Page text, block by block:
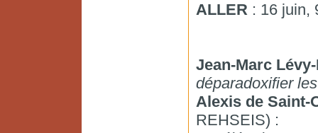
ALLER: 16 juin,
Jean-Marc
déparadoxifier
Alexis de Saint-
REHSEIS) :